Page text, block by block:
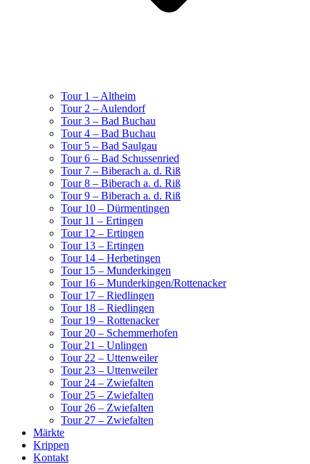
Tour 1 – Altheim
Tour 2 – Aulendorf
Tour 3 – Bad Buchau
Tour 4 – Bad Buchau
Tour 5 – Bad Saulgau
Tour 6 – Bad Schussenried
Tour 7 – Biberach a. d. Riß
Tour 8 – Biberach a. d. Riß
Tour 9 – Biberach a. d. Riß
Tour 10 – Dürmentingen
Tour 11 – Ertingen
Tour 12 – Ertingen
Tour 13 – Ertingen
Tour 14 – Herbetingen
Tour 15 – Munderkingen
Tour 16 – Munderkingen/Rottenacker
Tour 17 – Riedlingen
Tour 18 – Riedlingen
Tour 19 – Rottenacker
Tour 20 – Schemmerhofen
Tour 21 – Unlingen
Tour 22 – Uttenweiler
Tour 23 – Uttenweiler
Tour 24 – Zwiefalten
Tour 25 – Zwiefalten
Tour 26 – Zwiefalten
Tour 27 – Zwiefalten
Märkte
Krippen
Kontakt